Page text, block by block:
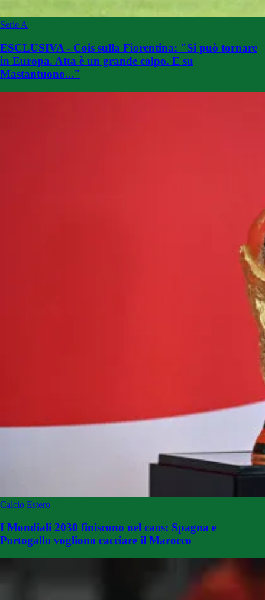
Serie A
ESCLUSIVA - Cois sulla Fiorentina: "Si può tornare
in Europa. Atta è un grande colpo. E su
Mastantuono..."
Calcio Estero
I Mondiali 2030 finiscono nel caos: Spagna e
Portogallo vogliono cacciare il Marocco